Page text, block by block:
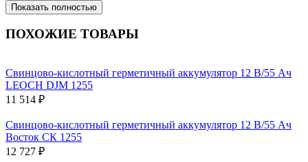
Показать полностью
ПОХОЖИЕ ТОВАРЫ
Свинцово-кислотный герметичный аккумулятор 12 В/55 Ач
LEOCH DJM 1255
11 514 ₽
Свинцово-кислотный герметичный аккумулятор 12 В/55 Ач
Восток СК 1255
12 727 ₽